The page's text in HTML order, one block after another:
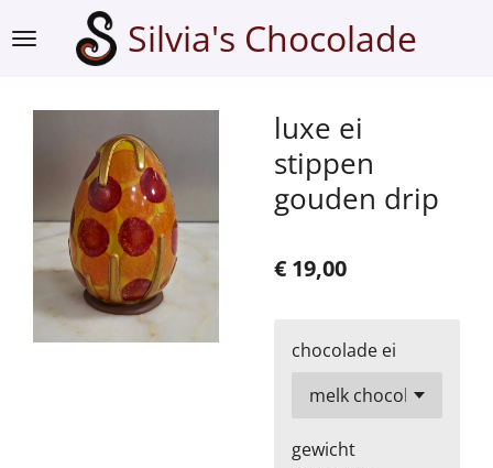
direct
Silvia's Chocolade
luxe ei
stippen
gouden drip
€ 19,00
chocolade ei
gewicht